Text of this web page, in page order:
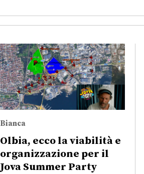
Bianca
Olbia, ecco la viabilità e
organizzazione per il
Jova Summer Party